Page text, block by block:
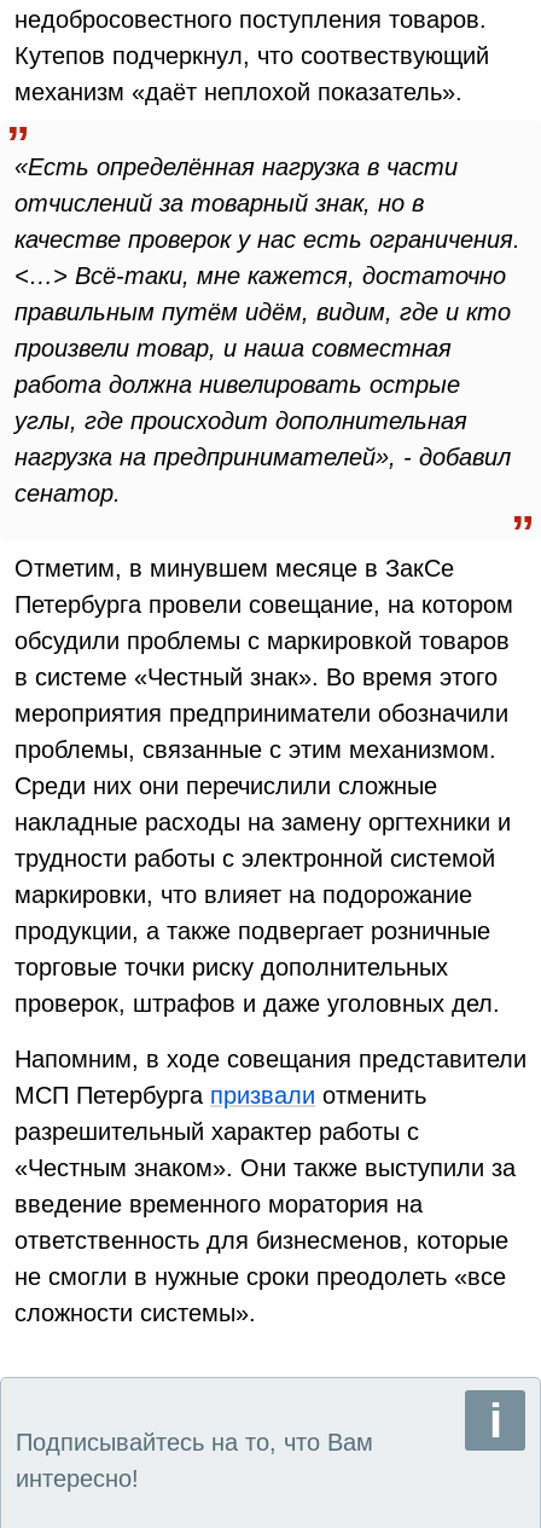
недобросовестного поступления товаров.
Кутепов подчеркнул, что соотвествующий
механизм «даёт неплохой показатель».
«Есть определённая нагрузка в части
отчислений за товарный знак, но в
качестве проверок у нас есть ограничения.
<…> Всё-таки, мне кажется, достаточно
правильным путём идём, видим, где и кто
произвели товар, и наша совместная
работа должна нивелировать острые
углы, где происходит дополнительная
нагрузка на предпринимателей», - добавил
сенатор.
Отметим, в минувшем месяце в ЗакСе
Петербурга провели совещание, на котором
обсудили проблемы с маркировкой товаров
в системе «Честный знак». Во время этого
мероприятия предприниматели обозначили
проблемы, связанные с этим механизмом.
Среди них они перечислили сложные
накладные расходы на замену оргтехники и
трудности работы с электронной системой
маркировки, что влияет на подорожание
продукции, а также подвергает розничные
торговые точки риску дополнительных
проверок, штрафов и даже уголовных дел.
Напомним, в ходе совещания представители
МСП Петербурга призвали отменить
разрешительный характер работы с
«Честным знаком». Они также выступили за
введение временного моратория на
ответственность для бизнесменов, которые
не смогли в нужные сроки преодолеть «все
сложности системы».
Подписывайтесь на то, что Вам
интересно!